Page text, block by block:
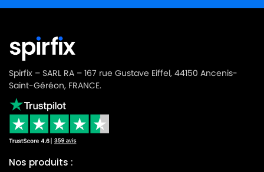
BOSCH
BOSCH
BOSCH
BOSCH BGL3B110GB/01
BOSCH
BOSCH
BOSCH BGL3B210/01
Spirfix – SARL RA – 167 rue Gustave Eiffel, 44150 Ancenis-
Saint-Géréon, FRANCE.
Nos produits :